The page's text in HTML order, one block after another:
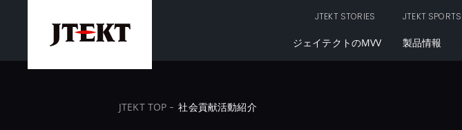
JTEKT STORIES JTEKT SPORTS
ジェイテクトのMVV 製品情報
JTEKT TOP 社会貢献活動紹介